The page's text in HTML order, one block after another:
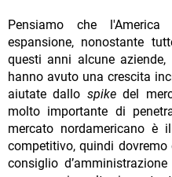
Pensiamo che
espansione, nonostante
questi anni alcune
hanno avuto una crescita
aiutate dallo spikedel
molto importante di
mercato nordamericano
competitivo, quindi
consiglio